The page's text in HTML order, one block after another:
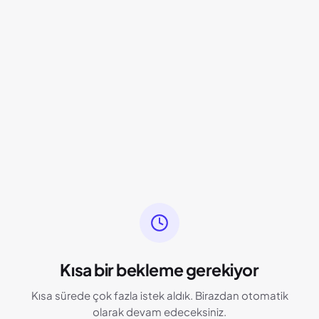
Kısa bir bekleme gerekiyor
Kısa sürede çok fazla istek aldık. Birazdan otomatik
olarak devam edeceksiniz.